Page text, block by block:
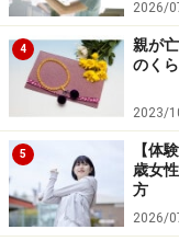
もぜひ、計算して
少々厳しい老後が
し伸ばし、年金受
されるとよいでし
とができ、
1カ月
増額率＝​​​​​​​（65歳到
2026/
4
親が
のく
2023/
5
【体
歳女
方
2026/